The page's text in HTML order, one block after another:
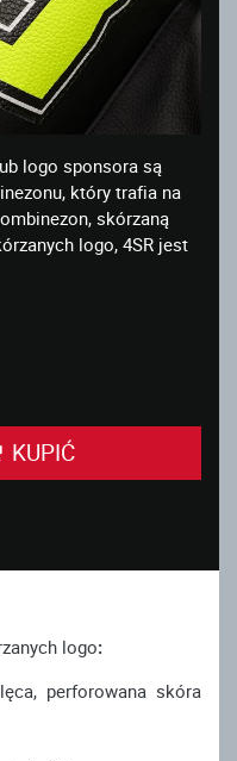
logo sponsora są
który trafia na
skórzaną
logo, 4SR jest
KUPIĆ
logo:
perforowana skóra